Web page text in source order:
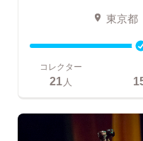
東京都
コレクター
21人